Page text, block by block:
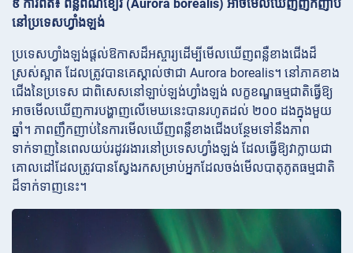
៩ ការពិត៖ ពន្លឺពណ៌ខៀវ (Aurora borealis) អាចមើលឃើញញឹកញាប់
នៅប្រទេសហ្វាំងឡង់
ប្រទេសហ្វាំងឡង់ផ្តល់ឱកាសដ៏អស្ចារ្យដើម្បីមើលឃើញពន្លឺខាងជើងដ៏
ស្រស់ស្អាត ដែលត្រូវបានគេស្គាល់ថាជា Aurora borealis។ នៅភាគខាង
ជើងនៃប្រទេស ជាពិសេសនៅឡាប់ឡង់ហ្វាំងឡង់ លក្ខខណ្ឌធម្មជាតិធ្វើឱ្យ
អាចមើលឃើញការបង្ហាញលើមេឃនេះបានរហូតដល់ ២០០ ដងក្នុងមួយ
ឆ្នាំ។ ភាពញឹកញាប់នៃការមើលឃើញពន្លឺខាងជើងបន្ថែមទៅនឹងភាព
ទាក់ទាញនៃពេលយប់រដូវរងារនៅប្រទេសហ្វាំងឡង់ ដែលធ្វើឱ្យវាក្លាយជា
គោលដៅដែលត្រូវបានស្វែងរកសម្រាប់អ្នកដែលចង់មើលបាតុភូតធម្មជាតិ
ដ៏ទាក់ទាញនេះ។